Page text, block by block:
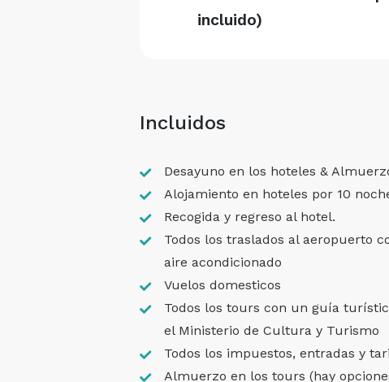
incluido)
Incluidos
Desayuno en los hoteles &
Alojamiento en hoteles por 10
Recogida y regreso al hotel.
Todos los traslados al aeropuerto
aire acondicionado
Vuelos domesticos
Todos los tours con un guía
el Ministerio de Cultura y Turismo
Todos los impuestos, entradas y
Almuerzo en los tours (hay